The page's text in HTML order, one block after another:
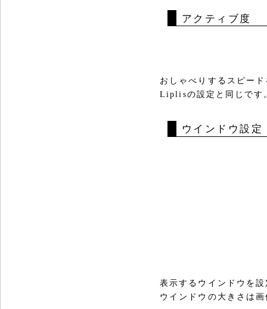
アクティブ度
おしゃべりするスピー
Liplisの設定と同じです
ウインドウ設定
表示するウインドウを
ウインドウの大きさは